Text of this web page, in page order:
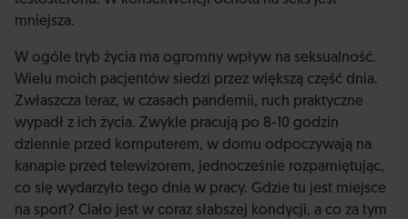
mniejsza.
W ogóle tryb życia ma ogromny wpływ na seksualność.
Wielu moich pacjentów siedzi przez większą część dnia.
Zwłaszcza teraz, w czasach pandemii, ruch praktyczne
wypadł z ich życia. Zwykle pracują po 8-10 godzin
dziennie przed komputerem, w domu odpoczywają na
kanapie przed telewizorem, jednocześnie rozpamiętując,
co się wydarzyło tego dnia w pracy. Gdzie tu jest miejsce
na sport? Ciało jest w coraz słabszej kondycji, a co za tym